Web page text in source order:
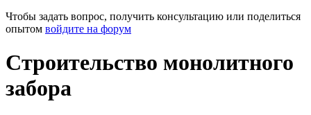
Чтобы задать вопрос, получить консультацию или поделиться
опытом войдите на форум
Строительство монолитного
забора